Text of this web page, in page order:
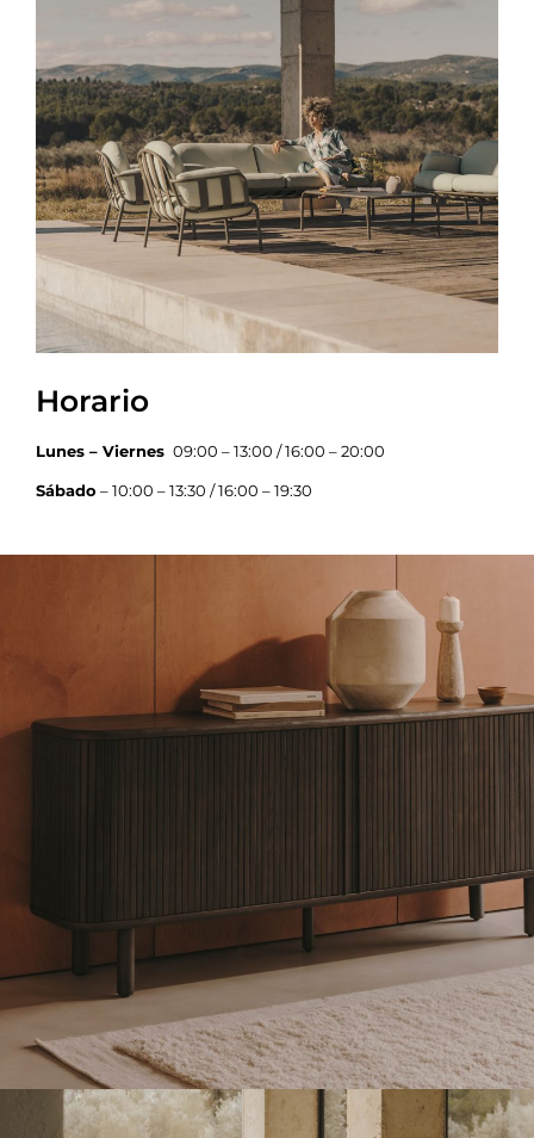
Horario
Lunes – Viernes 09:00 – 13:00 / 16:00 – 20:00
Sábado – 10:00 – 13:30 / 16:00 – 19:30